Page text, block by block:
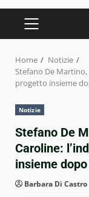
PRIMARY
Home
Notizie
Stefano De Martino,
progetto insieme
Notizie
Stefano De
Caroline:
insieme
Barbara Di Castro